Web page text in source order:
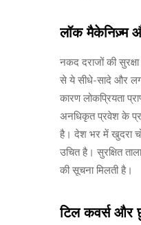
लॉक मैकेनिज़्म
नकद दराजों की
से ये सीधे-सादे और
कारण लोकप्रियता
अनधिकृत प्रवेश के
है। देश भर में खुदरा
उचित है। सुरक्षित
की सूचना मिलती है।
टिल कवर्स और